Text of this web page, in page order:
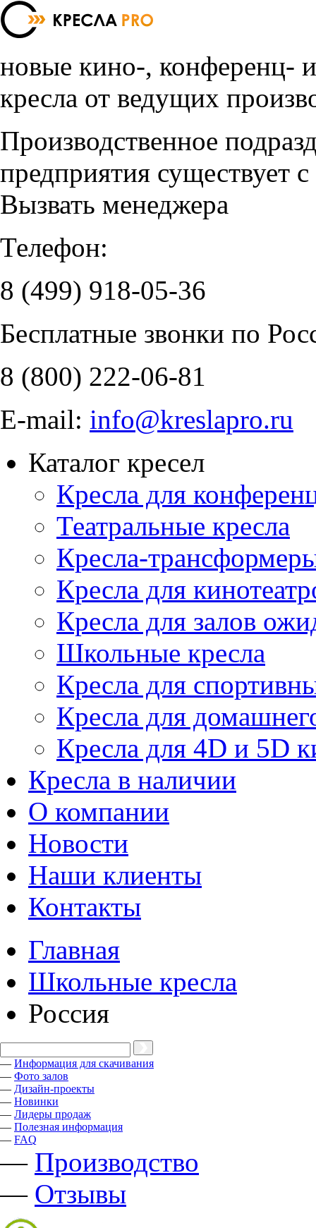
новые кино-, конференц-
кресла от ведущих
Производственное
предприятия существует
Вызвать менеджера
Телефон:
8 (499) 918-05-36
Бесплатные звонки по
8 (800) 222-06-81
E-mail: info@kreslapro.ru
Каталог кресел
Кресла для
Театральные кресла
Кресла-
Кресла для
Кресла для залов
Школьные кресла
Кресла для
Кресла для
Кресла для 4D и 5D
Кресла в наличии
О компании
Новости
Наши клиенты
Контакты
Главная
Школьные кресла
Россия
— Информация для скачивания
— Фото залов
— Дизайн-проекты
— Новинки
— Лидеры продаж
— Полезная информация
— FAQ
— Производство
— Отзывы